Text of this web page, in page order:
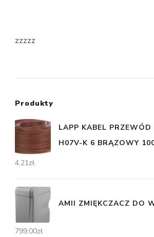
zzzzz
Produkty
LAPP KABEL PRZEWÓD
H07V-K 6 BRĄZOWY
4,21zł
AMII ZMIĘKCZACZ DO
799,00zł